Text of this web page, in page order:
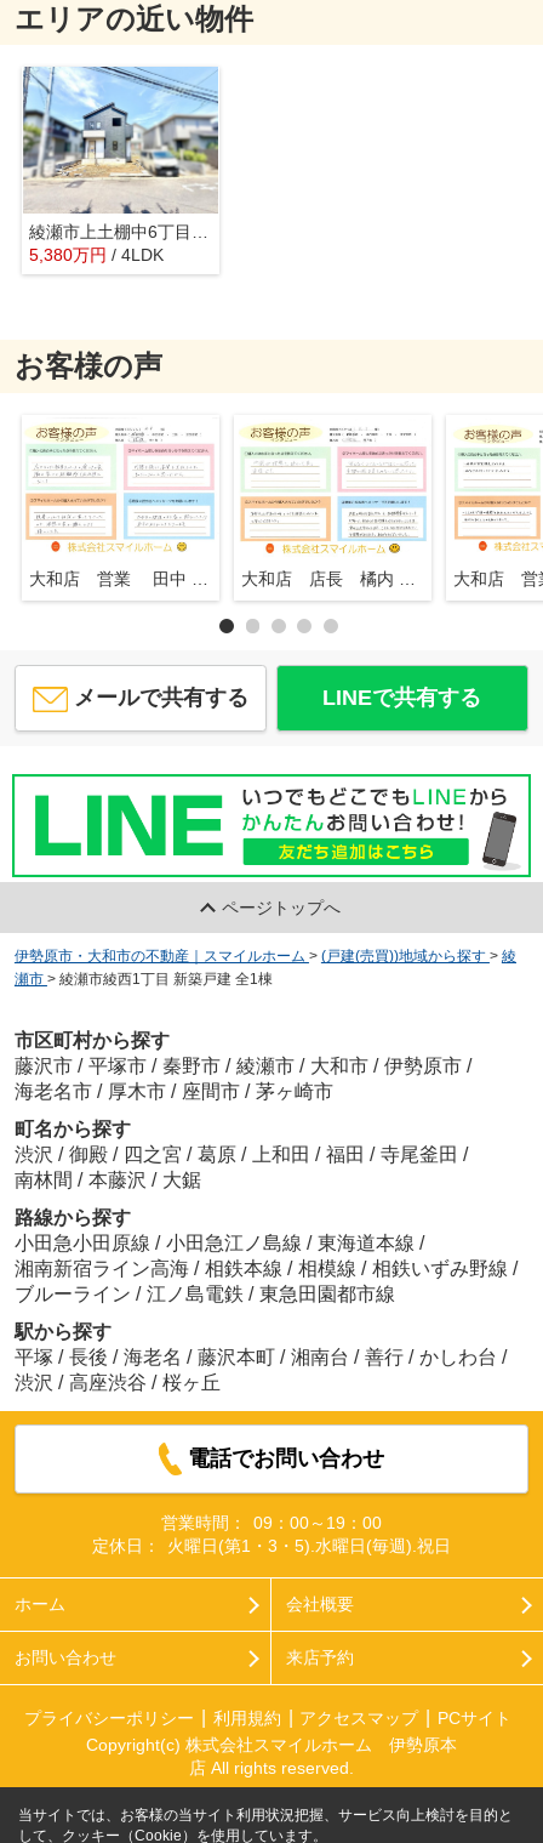
エリアの近い物件
5,380万円 / 4LDK
お客様の声
大和店 営業 田中 知行 大和店 店長 橘内 英一
メールで共有する LINEで共有する
ページトップへ
伊勢原市・大和市の不動産｜スマイルホーム > (戸建(売買))地域から探す > 綾
瀬市 > 綾瀬市綾西1丁目 新築戸建 全1棟
市区町村から探す
藤沢市 / 平塚市 / 秦野市 / 綾瀬市 / 大和市 / 伊勢原市 /
海老名市 / 厚木市 / 座間市 / 茅ヶ崎市
町名から探す
渋沢 / 御殿 / 四之宮 / 葛原 / 上和田 / 福田 / 寺尾釜田 /
南林間 / 本藤沢 / 大鋸
路線から探す
小田急小田原線 / 小田急江ノ島線 / 東海道本線 /
湘南新宿ライン高海 / 相鉄本線 / 相模線 / 相鉄いずみ野線 /
ブルーライン / 江ノ島電鉄 / 東急田園都市線
駅から探す
平塚 / 長後 / 海老名 / 藤沢本町 / 湘南台 / 善行 / かしわ台 /
渋沢 / 高座渋谷 / 桜ヶ丘
電話でお問い合わせ
営業時間：
09：00～19：00
定休日：
火曜日(第1・3・5).水曜日(毎週).祝日
ホーム 会社概要
お問い合わせ 来店予約
プライバシーポリシー 利用規約 アクセスマップ
PCサイト
Copyright(c) 株式会社スマイルホーム 伊勢原本
店 All rights reserved.
当サイトでは、お客様の当サイト利用状況把握、サービス向上検討を目的と
して、クッキー（Cookie）を使用しています。